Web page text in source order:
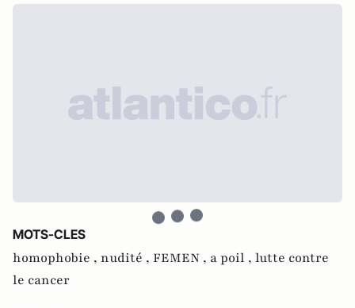
MOTS-CLES
homophobie , nudité , FEMEN , a poil , lutte contre
le cancer